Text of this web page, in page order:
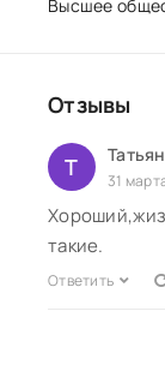
Высшее
Отзывы
Т 31
такие.
Ответить